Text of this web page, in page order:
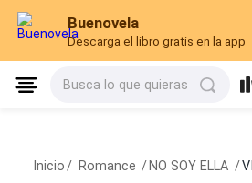
Buenovela
Descarga el libro gratis en la app
Busca lo que quieras
Inicio / Romance / NO SOY ELLA /VII